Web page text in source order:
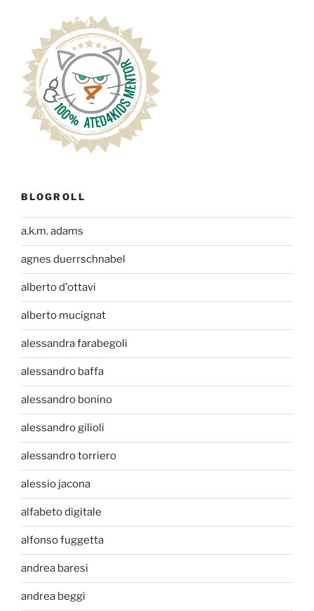
BLOGROLL
a.k.m. adams
agnes duerrschnabel
alberto d'ottavi
alberto mucignat
alessandra farabegoli
alessandro baffa
alessandro bonino
alessandro gilioli
alessandro torriero
alessio jacona
alfabeto digitale
alfonso fuggetta
andrea baresi
andrea beggi